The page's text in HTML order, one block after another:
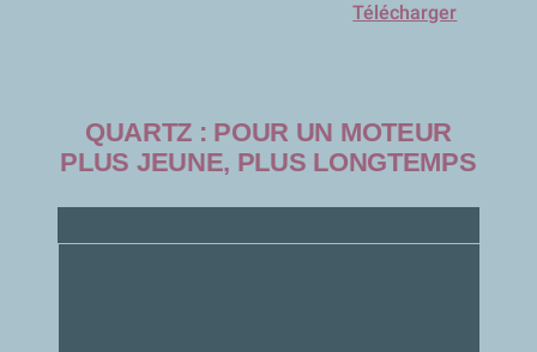
Télécharger
QUARTZ : POUR UN MOTEUR
PLUS JEUNE, PLUS LONGTEMPS